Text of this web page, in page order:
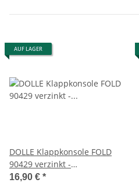
AUF LAGER
DOLLE Klappkonsole FOLD
90429 verzinkt -
Klappenaussteller -
16,90 € *